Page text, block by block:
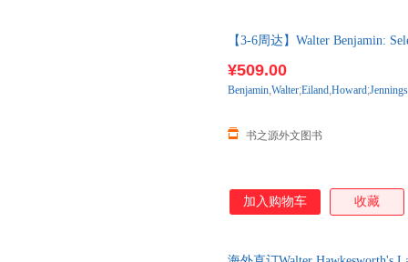
【3-6周达】Walter Benjamin:
¥509.00
书之源外文图书
Benjamin,Walter;Eiland,Howard;Jennings
加入购物车 收藏